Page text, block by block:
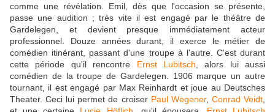
comme une révélation. Emil, dès que l'occasion se présente,
passe une audition ; très vite il est engagé par le théâtre de
Gardelegen, et devient presque immédiatement acteur
professionnel. Douze années durant, il exerce le métier de
comédien itinérant, passant d'une troupe à l'autre. C'est durant
cette période qu'il rencontre Ernst Lubitsch , alors lui aussi
comédien de la troupe de Gardelegen. 1906 marque un autre
tournant, il est engagé par Max Reinhardt et joue au Deutsches
Theater. Ceci lui permet de croiser Paul Wegener, Conrad Veidt